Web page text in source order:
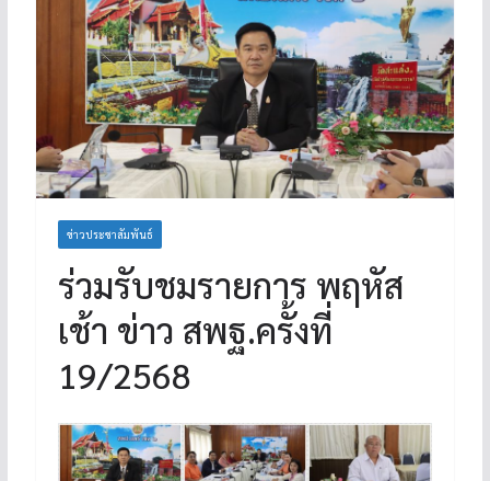
ข่าวประชาสัมพันธ์
ร่วมรับชมรายการ พฤหัส
เช้า ข่าว สพฐ.ครั้งที่
19/2568